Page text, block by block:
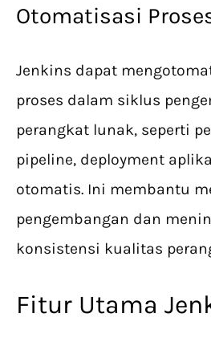
Otomatisasi
Jenkins dapat
proses dalam siklus
perangkat lunak, seperti
pipeline, deployment
otomatis. Ini membantu
pengembangan dan
konsistensi kualitas
Fitur Utama